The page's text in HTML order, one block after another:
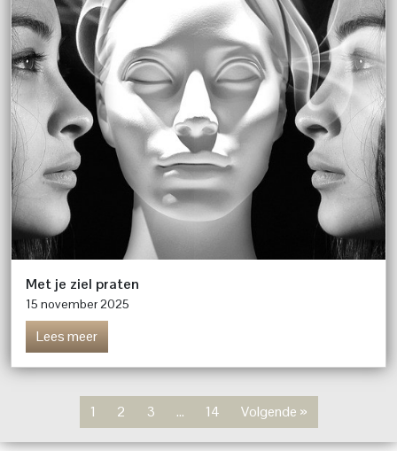
Met je ziel praten
15 november 2025
Lees meer
1 2 3 … 14 Volgende »